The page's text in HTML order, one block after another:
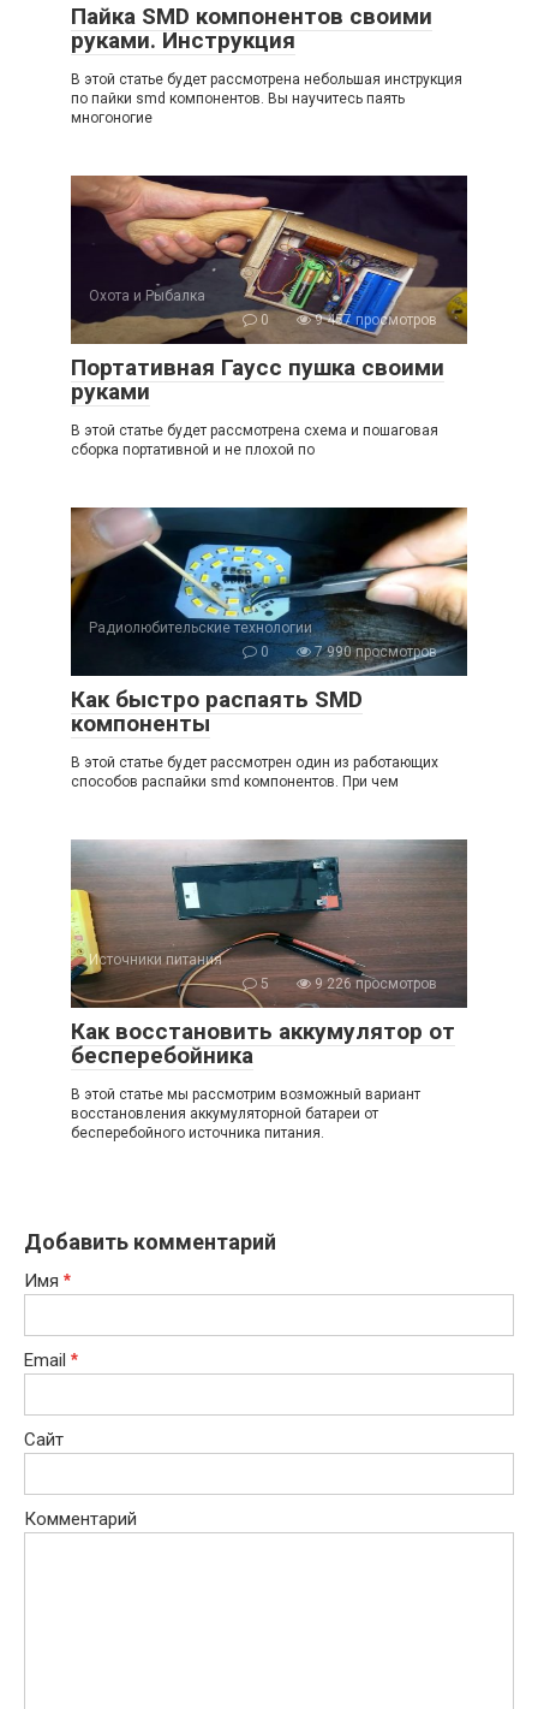
Пайка SMD компонентов своими
руками. Инструкция
В этой статье будет рассмотрена небольшая инструкция
по пайки smd компонентов. Вы научитесь паять
многоногие
Охота и Рыбалка
0
9 457 просмотров
Портативная Гаусс пушка своими
руками
В этой статье будет рассмотрена схема и пошаговая
сборка портативной и не плохой по
Радиолюбительские технологии
0
7 990 просмотров
Как быстро распаять SMD
компоненты
В этой статье будет рассмотрен один из работающих
способов распайки smd компонентов. При чем
Источники питания
5
9 226 просмотров
Как восстановить аккумулятор от
бесперебойника
В этой статье мы рассмотрим возможный вариант
восстановления аккумуляторной батареи от
бесперебойного источника питания.
Добавить комментарий
Имя *
Email *
Сайт
Комментарий